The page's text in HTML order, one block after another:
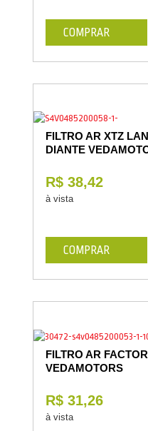
COMPRAR
FILTRO AR XTZ
DIANTE
R$ 38,42
à vista
COMPRAR
FILTRO AR
VEDAMOTORS
R$ 31,26
à vista